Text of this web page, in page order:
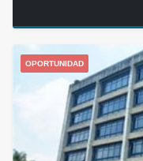
OPORTUNIDAD